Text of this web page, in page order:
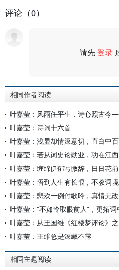
评论（0）
请先登录
相同作者阅读
叶嘉莹：诗词十六首
叶嘉莹：“不如怜取眼前人”，更拓
叶嘉莹：王维总是深藏不露
相同主题阅读